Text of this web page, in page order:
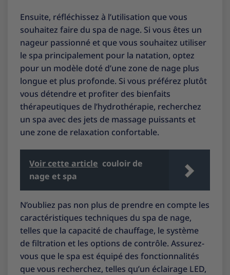
Ensuite, réfléchissez à l’utilisation que vous
souhaitez faire du spa de nage. Si vous êtes un
nageur passionné et que vous souhaitez utiliser
le spa principalement pour la natation, optez
pour un modèle doté d’une zone de nage plus
longue et plus profonde. Si vous préférez plutôt
vous détendre et profiter des bienfaits
thérapeutiques de l’hydrothérapie, recherchez
un spa avec des jets de massage puissants et
une zone de relaxation confortable.
Voir cette article couloir de
nage et spa
N’oubliez pas non plus de prendre en compte les
caractéristiques techniques du spa de nage,
telles que la capacité de chauffage, le système
de filtration et les options de contrôle. Assurez-
vous que le spa est équipé des fonctionnalités
que vous recherchez, telles qu’un éclairage LED,